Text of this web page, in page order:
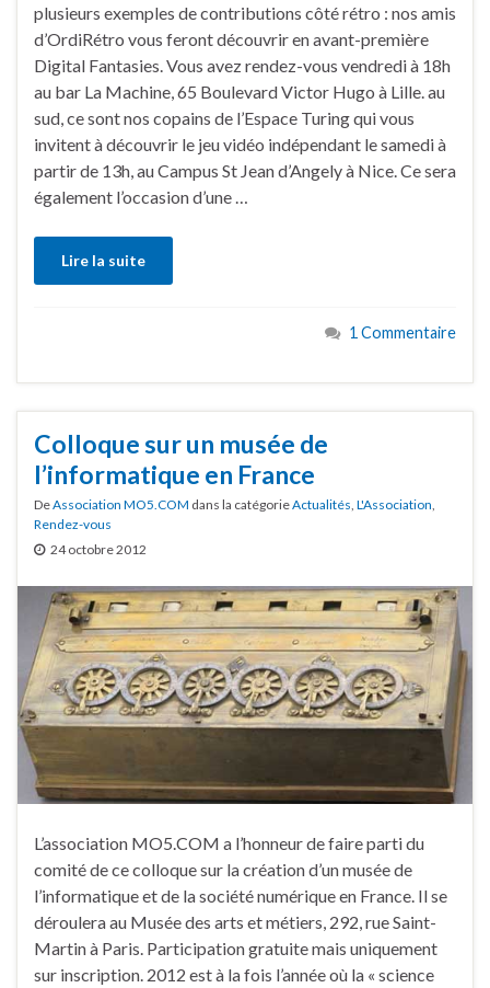
plusieurs exemples de contributions côté rétro : nos amis
d’OrdiRétro vous feront découvrir en avant-première
Digital Fantasies. Vous avez rendez-vous vendredi à 18h
au bar La Machine, 65 Boulevard Victor Hugo à Lille. au
sud, ce sont nos copains de l’Espace Turing qui vous
invitent à découvrir le jeu vidéo indépendant le samedi à
partir de 13h, au Campus St Jean d’Angely à Nice. Ce sera
également l’occasion d’une …
Lire la suite
1 Commentaire
Colloque sur un musée de
l’informatique en France
DeAssociation MO5.COM dans la catégorieActualités L'Association
Rendez-vous
24 octobre 2012
L’association MO5.COM a l’honneur de faire parti du
comité de ce colloque sur la création d’un musée de
l’informatique et de la société numérique en France. Il se
déroulera au Musée des arts et métiers, 292, rue Saint-
Martin à Paris. Participation gratuite mais uniquement
sur inscription. 2012 est à la fois l’année où la « science